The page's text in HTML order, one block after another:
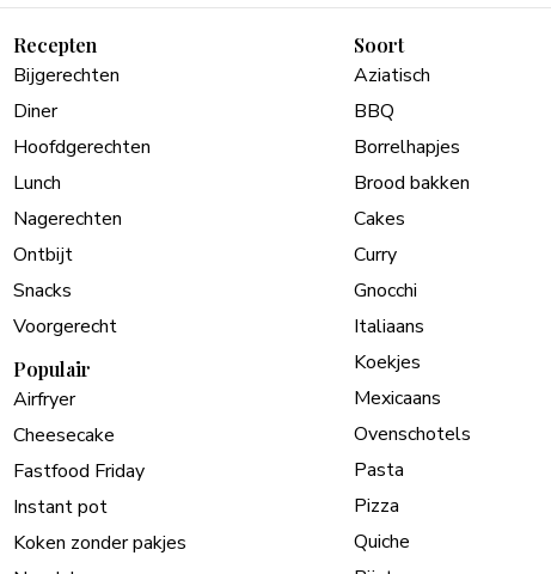
Recepten
Bijgerechten
Diner
Hoofdgerechten
Lunch
Nagerechten
Ontbijt
Snacks
Voorgerecht
Populair
Airfryer
Cheesecake
Fastfood Friday
Instant pot
Koken zonder pakjes
Soort
Aziatisch
BBQ
Borrelhapjes
Brood bakken
Cakes
Curry
Gnocchi
Italiaans
Koekjes
Mexicaans
Ovenschotels
Pasta
Pizza
Quiche